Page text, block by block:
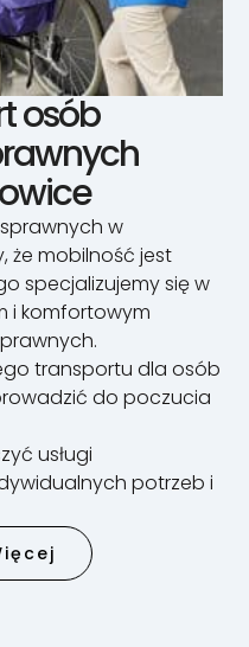
w
że mobilność jest
specjalizujemy się w
i komfortowym
transportu dla osób
do poczucia
usługi
potrzeb i
osób